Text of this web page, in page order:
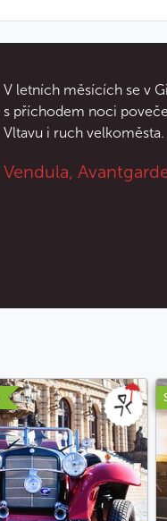
Koncept této
jistou hravost, jež se
mezinárodní, moderní,
zřetelně orientovaná
nejvyšší kvality.
V letních měsících se v
s příchodem noci
Vltavu i ruch velkoměsta.
Vendula,